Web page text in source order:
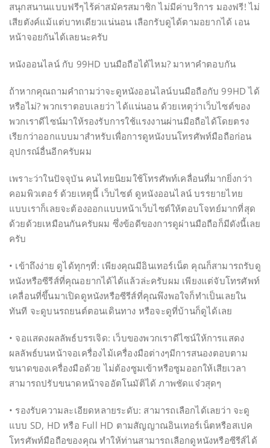
สนุกสนานแบบฟรีๆไร้ค่าสมัครสมาชิก ไม่มีค่าบริการ มองฟรี! ไม่
เสียตังค์แม้แต่บาทเดียวแน่นอน เลือกรับดูได้ตามอยากได้ เอน
หน้าจอยกันได้เลยนะครับ
หนังออนไลน์ กับ 99HD บนมือถือได้ไหม? มาหาคำตอบกัน
ถ้าหากคุณถามคำถามว่าจะดูหนังออนไลน์บนมือถือกับ 99HD ได้
หรือไม่? พวกเราตอบเลยว่า ได้แน่นอน ด้วยเหตุว่าเว็บไซต์ของ
พวกเราดีไซน์มาให้รองรับการใช้แรงงานผ่านมือถือได้โดยตรง
เรียกว่าออกแบบมาสำหรับเพื่อการดูหนังบนโทรศัพท์มือถือก่อน
อุปกรณ์อื่นอีกครับผม
เพราะว่าในปัจจุบัน คนไทยนิยมใช้โทรศัพท์เคลื่อนที่มากยิ่งกว่า
คอมพิวเตอร์ ด้วยเหตุนี้ เว็บไซต์ ดูหนังออนไลน์ บรรยายไทย
แบบเราก็เลยจะต้องออกแบบหน้าเว็บไซต์ให้ตอบโจทย์มากที่สุด
ด้วยด้วยเหมือนกันครับผม ซึ่งข้อดีของการดูผ่านมือถือก็มีดังนี้เลย
ครับ
• เข้าถึงง่าย ดูได้ทุกๆที่: เพียงคุณมีอินเทอร์เน็ต คุณก็สามารถรับดู
หนังหรือซีรีส์ที่คุณอยากได้ได้แล้วล่ะครับผม เพียงแต่จับโทรศัพท์
เคลื่อนที่ขึ้นมาเปิดดูหนังหรือซีรีส์ที่คุณพึงพอใจก็ทำเป็นเลยใน
ทันที จะดูบนรถยนต์ตอนเดินทาง หรือจะดูที่บ้านก็ดูได้เลย
• จอแสดงผลลัพธ์บรรเจิด: เว็บของพวกเราดีไซน์ให้การแสดง
ผลลัพธ์บนหน้าจอเครื่องไม้เครื่องมือต่างๆมีการสนองตอบตาม
ขนาดของเครื่องมือด้วย ไม่ต้องซูมเข้าหรือซูมออกให้เสียเวลา
สามารถปรับขนาดหน้าจออัตโนมัติได้ ภาพชัดแจ๋วสุดๆ
• รองรับความละเอียดหลายระดับ: สามารถเลือกได้เลยว่า จะดู
แบบ SD, HD หรือ Full HD ตามสัญญาณอินเทอร์เน็ตหรือสเปค
โทรศัพท์มือถือของคุณ ทำให้ท่านสามารถเลือกดูหนังหรือซีรีส์ได้